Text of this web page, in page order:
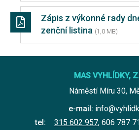
Zápis z výkonné rady
zenční listina (1,0 MB)
MAS VYHLÍDKY,
Náměstí Míru 30,
e-mail:
tel:
315 602 957, 606 787